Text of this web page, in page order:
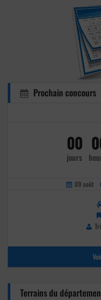
Prochain concours
00
jours
09 août
Terrains du